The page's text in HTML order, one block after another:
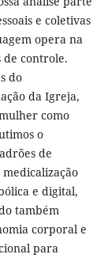
e coletivas
opera na
de controle.
do
da Igreja,
como
o
de
e digital,
também
corporal e
para